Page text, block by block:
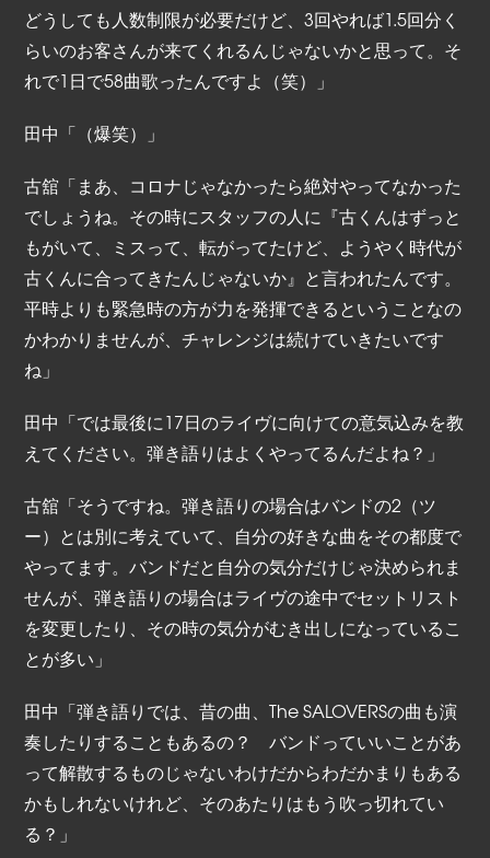
どうしても人数制限が必要だけど、3回やれば1.5回分く
らいのお客さんが来てくれるんじゃないかと思って。そ
れで1日で58曲歌ったんですよ（笑）」
田中「（爆笑）」
古舘「まあ、コロナじゃなかったら絶対やってなかった
でしょうね。その時にスタッフの人に『古くんはずっと
もがいて、ミスって、転がってたけど、ようやく時代が
古くんに合ってきたんじゃないか』と言われたんです。
平時よりも緊急時の方が力を発揮できるということなの
かわかりませんが、チャレンジは続けていきたいです
ね」
田中「では最後に17日のライヴに向けての意気込みを教
えてください。弾き語りはよくやってるんだよね？」
古舘「そうですね。弾き語りの場合はバンドの2（ツ
ー）とは別に考えていて、自分の好きな曲をその都度で
やってます。バンドだと自分の気分だけじゃ決められま
せんが、弾き語りの場合はライヴの途中でセットリスト
を変更したり、その時の気分がむき出しになっているこ
とが多い」
田中「弾き語りでは、昔の曲、The SALOVERSの曲も演
奏したりすることもあるの？ バンドっていいことがあ
って解散するものじゃないわけだからわだかまりもある
かもしれないけれど、そのあたりはもう吹っ切れてい
る？」